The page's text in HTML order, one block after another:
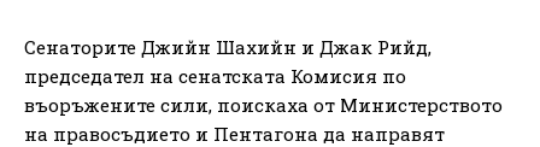
Сенаторите Джийн Шахийн и Джак Рийд,
председател на сенатската Комисия по
въоръжените сили, поискаха от Министерството
на правосъдието и Пентагона да направят